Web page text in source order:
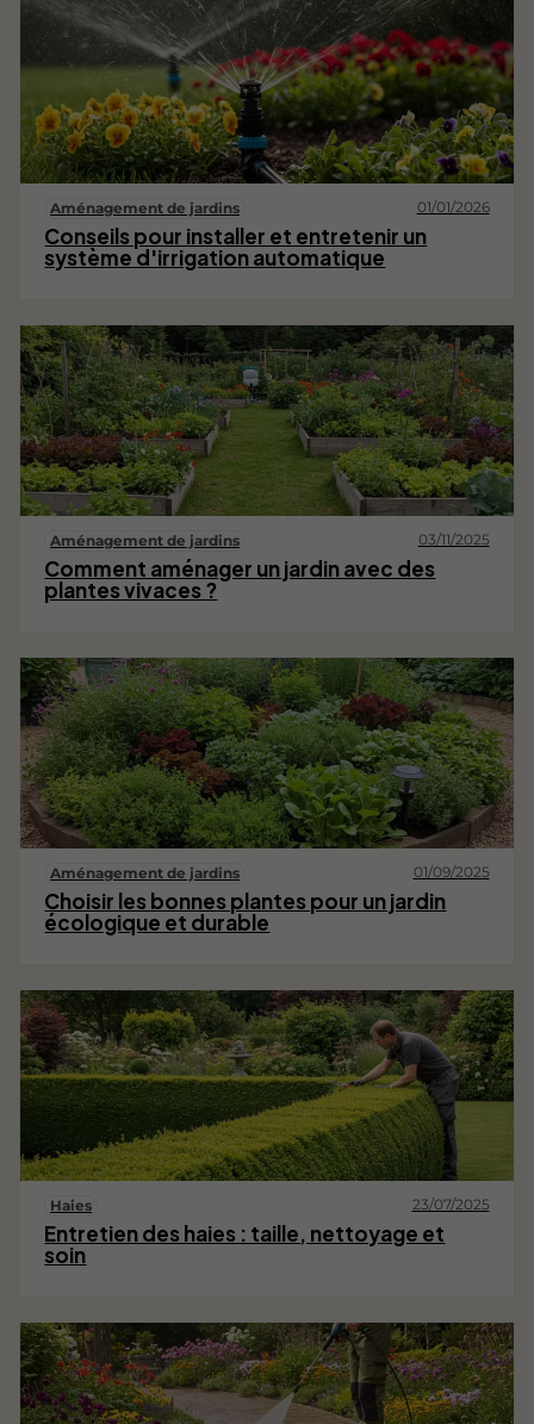
Aménagement de jardins 01/01/2026
Conseils pour installer et entretenir un
système d'irrigation automatique
Aménagement de jardins 03/11/2025
Comment aménager un jardin avec des
plantes vivaces ?
Aménagement de jardins 01/09/2025
Choisir les bonnes plantes pour un jardin
écologique et durable
Haies 23/07/2025
Entretien des haies : taille, nettoyage et
soin